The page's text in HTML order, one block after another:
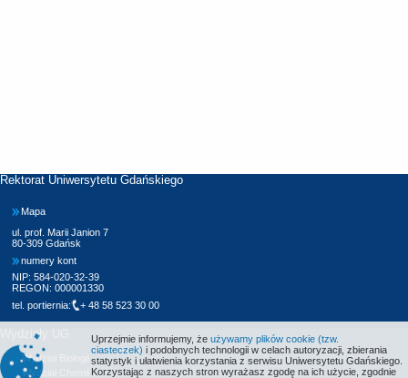
Rektorat Uniwersytetu Gdańskiego
Mapa
ul. prof. Marii Janion 7
80-309 Gdańsk
numery kont
NIP: 584-020-32-39
REGON: 000001330
tel. portiernia:
+ 48 58 523 30 00
Wydziały UG
Wydział Biologii
Wydział Chemii
Uprzejmie informujemy, że używamy plików cookie (tzw.
ciasteczek) i podobnych technologii w celach autoryzacji, zbierania
statystyk i ułatwienia korzystania z serwisu Uniwersytetu Gdańskiego.
Korzystając z naszych stron wyrażasz zgodę na ich użycie, zgodnie